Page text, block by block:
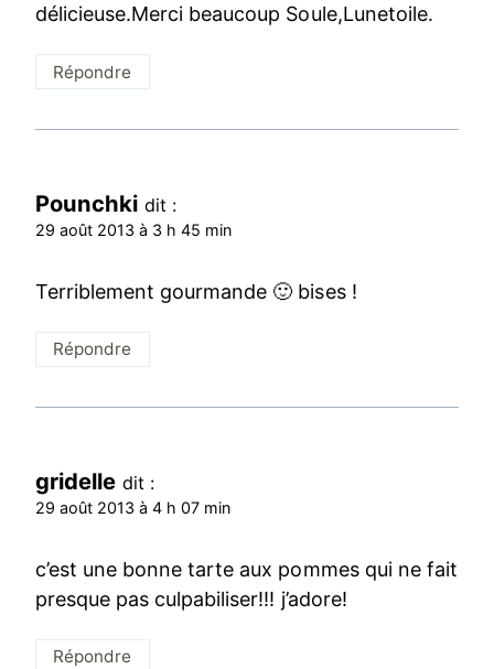
délicieuse.Merci beaucoup Soule,Lunetoile.
Répondre
Pounchki dit :
29 août 2013 à 3 h 45 min
Terriblement gourmande 🙂 bises !
Répondre
gridelle dit :
29 août 2013 à 4 h 07 min
c’est une bonne tarte aux pommes qui ne fait
presque pas culpabiliser!!! j’adore!
Répondre